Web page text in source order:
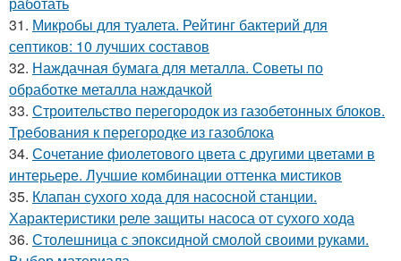
31. Микробы для туалета. Рейтинг бактерий для
септиков: 10 лучших составов
32. Наждачная бумага для металла. Советы по
обработке металла наждачкой
33. Строительство перегородок из газобетонных блоков.
Требования к перегородке из газоблока
34. Сочетание фиолетового цвета с другими цветами в
интерьере. Лучшие комбинации оттенка мистиков
35. Клапан сухого хода для насосной станции.
Характеристики реле защиты насоса от сухого хода
36. Столешница с эпоксидной смолой своими руками.